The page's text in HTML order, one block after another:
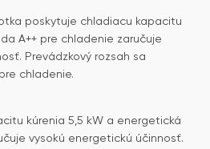
poskytuje chladiacu kapacitu
A++ pre chladenie zaručuje
Prevádzkový rozsah sa
chladenie.
kúrenia 5,5 kW a energetická
vysokú energetickú účinnosť.